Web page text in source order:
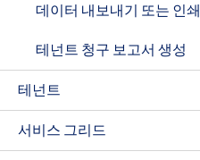
데이터 내보내기 또는 인쇄
테넌트 청구 보고서 생성
테넌트
서비스 그리드